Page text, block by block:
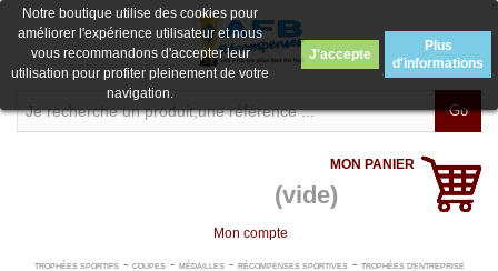
Go
MON PANIER
(vide)
Mon compte
TROPHÉES SPORTIFS- COUPES- MÉDAILLES- RÉCOMPENSES SPORTIVES- TROPHÉES D'ENTREPRISE
Notre boutique utilise des cookies pour
améliorer l'expérience utilisateur et nous
vous recommandons d'accepter leur
utilisation pour profiter pleinement de votre
navigation.
J'accepte
Plus
d'informations